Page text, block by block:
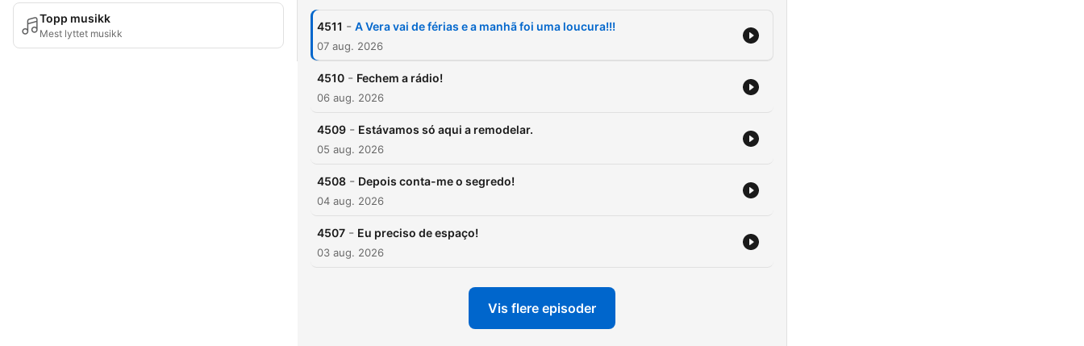
Topp musikk
Mest lyttet musikk
4511 - A Vera vai de férias e a manhã foi uma loucura!!!
07 aug. 2026
4510 - Fechem a rádio!
06 aug. 2026
4509 - Estávamos só aqui a remodelar.
05 aug. 2026
4508 - Depois conta-me o segredo!
04 aug. 2026
4507 - Eu preciso de espaço!
03 aug. 2026
Vis flere episoder